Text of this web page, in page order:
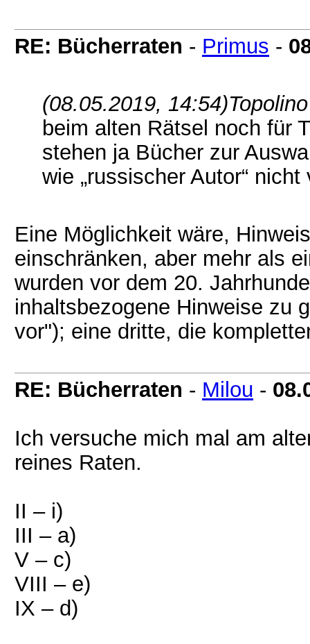
RE: Bücherraten - Primus -
(08.05.2019, 14:54)
beim alten Rätsel noch für
stehen ja Bücher zur
wie „russischer Autor“
Eine Möglichkeit wäre,
einschränken, aber mehr als
wurden vor dem 20.
inhaltsbezogene Hinweise zu
vor"); eine dritte, die
RE: Bücherraten - Milou -
Ich versuche mich mal am
reines Raten.
II – i)
III – a)
V – c)
VIII – e)
IX – d)